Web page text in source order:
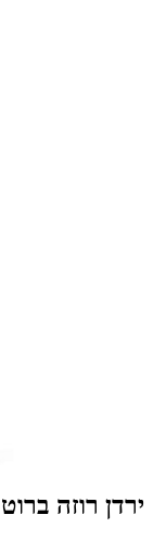
ירדן רוזה ברוט 2019